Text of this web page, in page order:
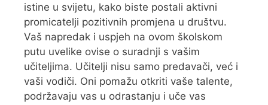
istine u svijetu, kako biste postali aktivni
promicatelji pozitivnih promjena u društvu.
Vaš napredak i uspjeh na ovom školskom
putu uvelike ovise o suradnji s vašim
učiteljima. Učitelji nisu samo predavači, već i
vaši vodiči. Oni pomažu otkriti vaše talente,
podržavaju vas u odrastanju i uče vas